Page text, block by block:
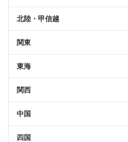
北陸・甲信越
関東
東海
関西
中国
四国